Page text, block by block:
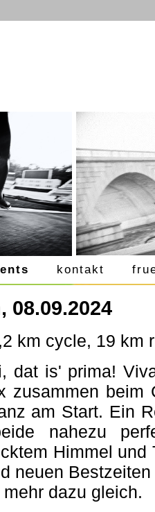
kontakt
08.09.2024
km cycle, 19 km
dat is' prima!
zusammen beim
am Start. Ein
nahezu
Himmel und
neuen
dazu gleich.